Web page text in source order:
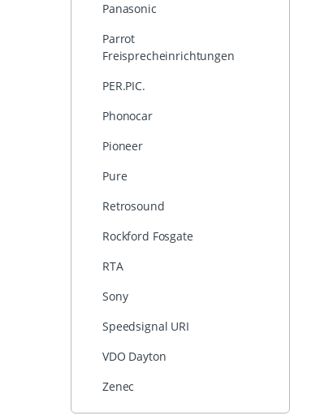
Panasonic
Parrot
Freisprecheinrichtungen
PER.PIC.
Phonocar
Pioneer
Pure
Retrosound
Rockford Fosgate
RTA
Sony
Speedsignal URI
VDO Dayton
Zenec